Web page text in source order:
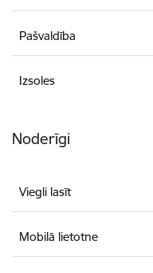
Pašvaldība
Izsoles
Noderīgi
Viegli lasīt
Mobilā lietotne